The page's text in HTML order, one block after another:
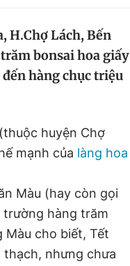
H.Chợ Lách, Bến
bonsai hoa giấy
hàng chục triệu
huyện Chợ
mạnh của làng hoa
Màu (hay còn gọi
trường hàng trăm
Màu cho biết, Tết
thạch, nhưng chưa